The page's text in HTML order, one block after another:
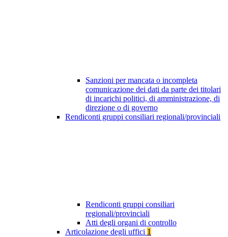
Sanzioni per mancata o incompleta
comunicazione dei dati da parte dei titolari
di incarichi politici, di amministrazione, di
direzione o di governo
Rendiconti gruppi consiliari regionali/provinciali
Rendiconti gruppi consiliari
regionali/provinciali
Atti degli organi di controllo
Articolazione degli uffici 1